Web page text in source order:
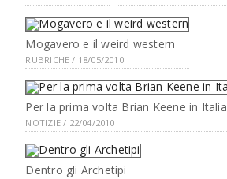
Mogavero e il weird western
RUBRICHE / 18/05/2010
Per la prima volta Brian Keene in Italia
NOTIZIE / 22/04/2010
Dentro gli Archetipi